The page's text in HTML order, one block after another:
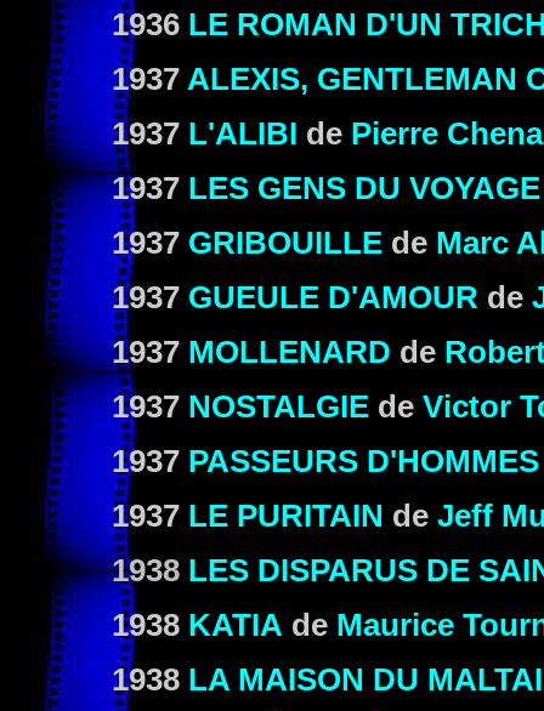
1936 LE ROMAN D'UN
1937 ALEXIS, GENTLEMAN
1937 L'ALIBI de Pierre
1937 LES GENS DU VOYAGE
1937 GRIBOUILLE de Marc
1937 GUEULE D'AMOUR de
1937 MOLLENARD de
1937 NOSTALGIE de Victor
1937 PASSEURS D'HOMMES
1937 LE PURITAIN de Jeff
1938 LES DISPARUS DE
1938 KATIA de Maurice
1938 LA MAISON DU